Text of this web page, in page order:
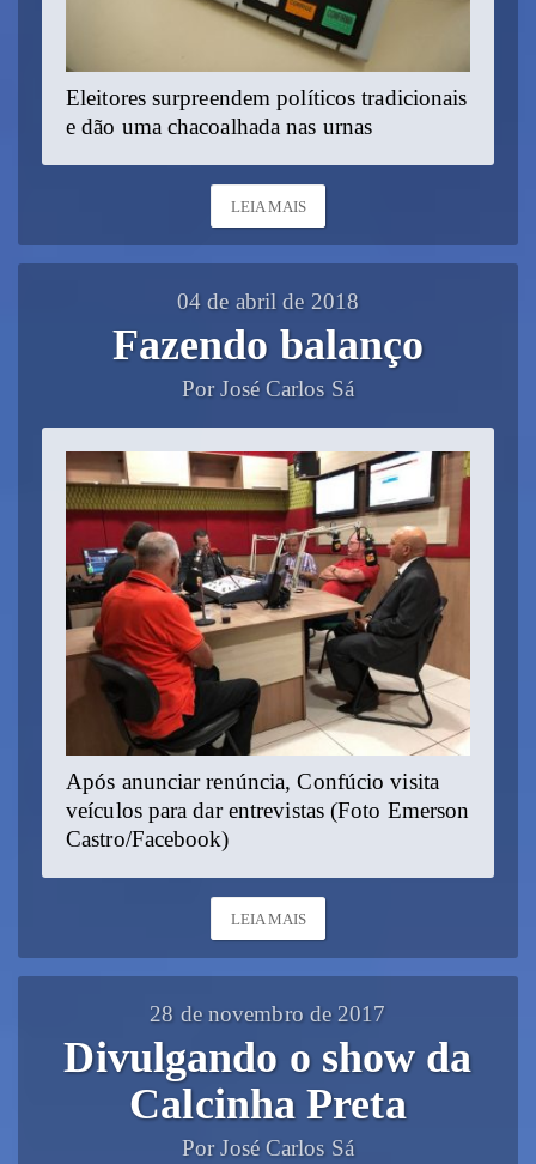
Eleitores surpreendem políticos tradicionais
e dão uma chacoalhada nas urnas
LEIA MAIS
04 de abril de 2018
Fazendo balanço
Por José Carlos Sá
Após anunciar renúncia, Confúcio visita
veículos para dar entrevistas (Foto Emerson
Castro/Facebook)
LEIA MAIS
28 de novembro de 2017
Divulgando o show da
Calcinha Preta
Por José Carlos Sá